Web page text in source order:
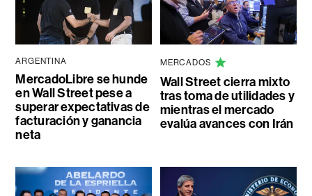
ARGENTINA
MercadoLibre se hunde
en Wall Street pese a
superar expectativas de
facturación y ganancia
neta
MERCADOS
Wall Street cierra mixto
tras toma de utilidades y
mientras el mercado
evalúa avances con Irán